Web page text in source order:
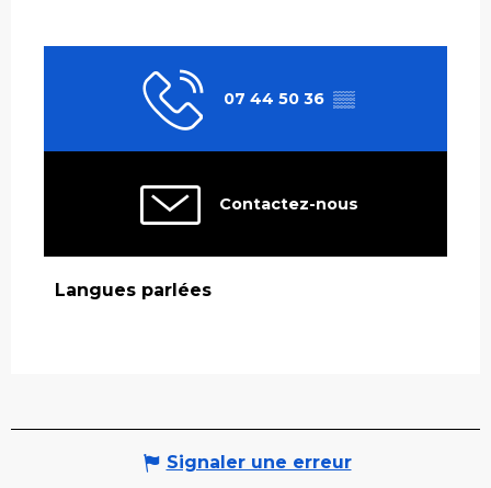
07 44 50 36 ▒▒
Contactez-nous
Langues parlées
Langues parlées
Signaler une erreur